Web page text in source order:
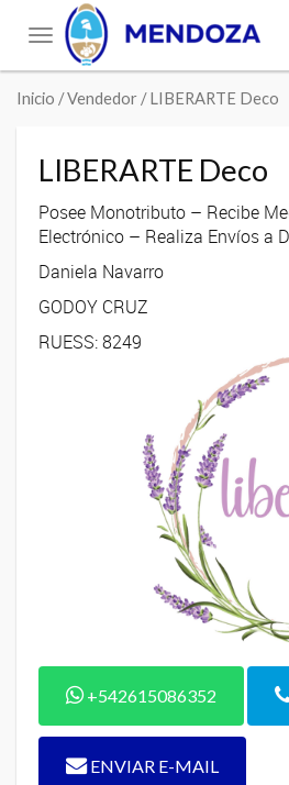
Toggle
navigation
Inicio / Vendedor / LIBERARTE Deco
LIBERARTE Deco
Posee Monotributo – Recibe
Electrónico – Realiza Envíos a
Daniela Navarro
GODOY CRUZ
RUESS: 8249
+542615086352
ENVIAR E-MAIL